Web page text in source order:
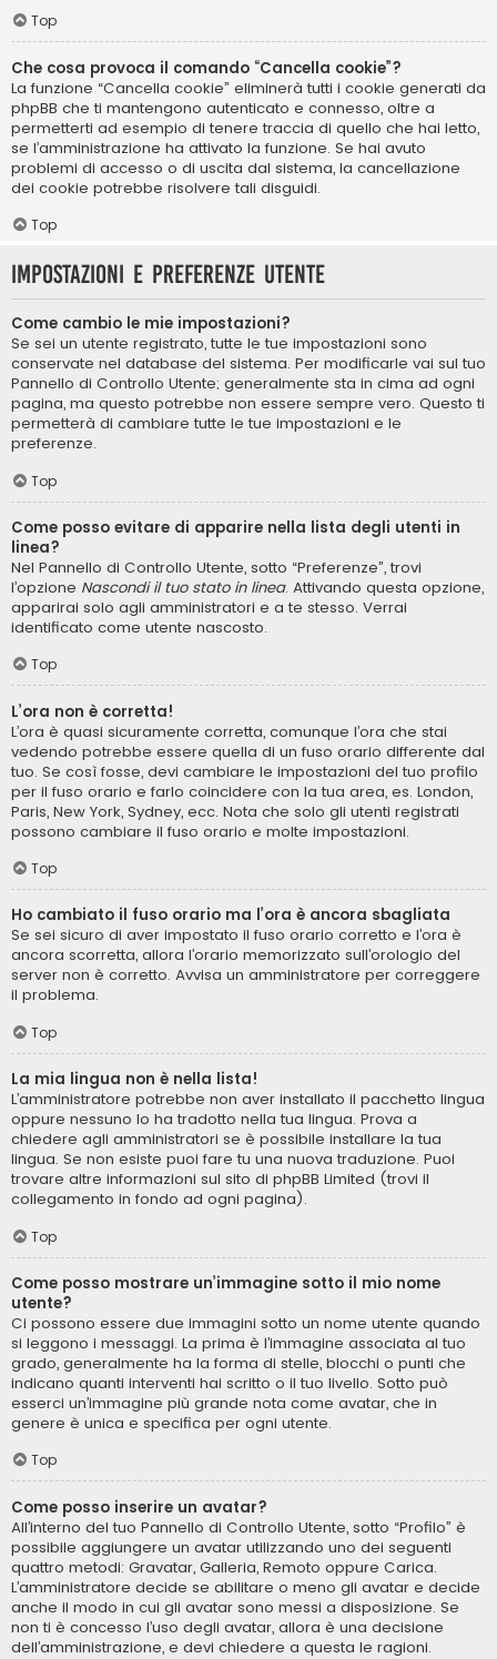
Top
Che cosa provoca il comando “Cancella cookie”?
La funzione “Cancella cookie” eliminerà tutti i cookie generati da
phpBB che ti mantengono autenticato e connesso, oltre a
permetterti ad esempio di tenere traccia di quello che hai letto,
se l’amministrazione ha attivato la funzione. Se hai avuto
problemi di accesso o di uscita dal sistema, la cancellazione
dei cookie potrebbe risolvere tali disguidi.
Top
Impostazioni e preferenze utente
Come cambio le mie impostazioni?
Se sei un utente registrato, tutte le tue impostazioni sono
conservate nel database del sistema. Per modificarle vai sul tuo
Pannello di Controllo Utente; generalmente sta in cima ad ogni
pagina, ma questo potrebbe non essere sempre vero. Questo ti
permetterà di cambiare tutte le tue impostazioni e le
preferenze.
Top
Come posso evitare di apparire nella lista degli utenti in
linea?
Nel Pannello di Controllo Utente, sotto “Preferenze”, trovi
l’opzione Nascondi il tuo stato in linea. Attivando questa opzione,
apparirai solo agli amministratori e a te stesso. Verrai
identificato come utente nascosto.
Top
L’ora non è corretta!
L’ora è quasi sicuramente corretta, comunque l’ora che stai
vedendo potrebbe essere quella di un fuso orario differente dal
tuo. Se così fosse, devi cambiare le impostazioni del tuo profilo
per il fuso orario e farlo coincidere con la tua area, es. London,
Paris, New York, Sydney, ecc. Nota che solo gli utenti registrati
possono cambiare il fuso orario e molte impostazioni.
Top
Ho cambiato il fuso orario ma l’ora è ancora sbagliata
Se sei sicuro di aver impostato il fuso orario corretto e l’ora è
ancora scorretta, allora l’orario memorizzato sull’orologio del
server non è corretto. Avvisa un amministratore per correggere
il problema.
Top
La mia lingua non è nella lista!
L’amministratore potrebbe non aver installato il pacchetto lingua
oppure nessuno lo ha tradotto nella tua lingua. Prova a
chiedere agli amministratori se è possibile installare la tua
lingua. Se non esiste puoi fare tu una nuova traduzione. Puoi
trovare altre informazioni sul sito di phpBB Limited (trovi il
collegamento in fondo ad ogni pagina).
Top
Come posso mostrare un’immagine sotto il mio nome
utente?
Ci possono essere due immagini sotto un nome utente quando
si leggono i messaggi. La prima è l’immagine associata al tuo
grado, generalmente ha la forma di stelle, blocchi o punti che
indicano quanti interventi hai scritto o il tuo livello. Sotto può
esserci un’immagine più grande nota come avatar, che in
genere è unica e specifica per ogni utente.
Top
Come posso inserire un avatar?
All’interno del tuo Pannello di Controllo Utente, sotto “Profilo” è
possibile aggiungere un avatar utilizzando uno dei seguenti
quattro metodi: Gravatar, Galleria, Remoto oppure Carica.
L’amministratore decide se abilitare o meno gli avatar e decide
anche il modo in cui gli avatar sono messi a disposizione. Se
non ti è concesso l’uso degli avatar, allora è una decisione
dell’amministrazione, e devi chiedere a questa le ragioni.